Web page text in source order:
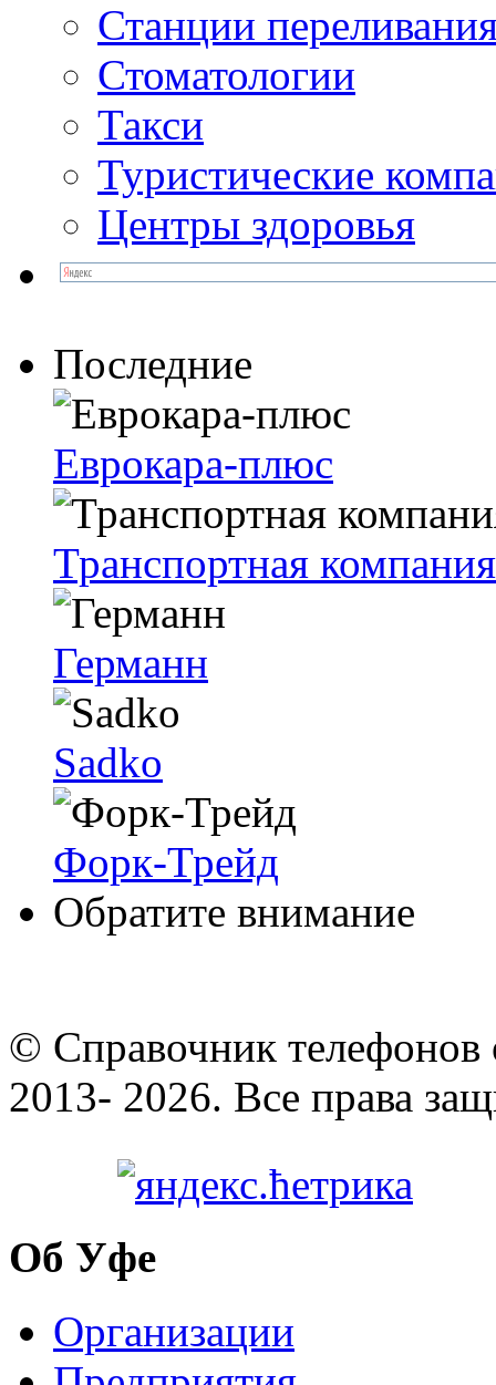
Станции
Стоматологии
Такси
Туристические
Центры здоровья
Последние
Еврокара-плюс
Транспортная компания
Германн
Sadko
Форк-Трейд
Обратите внимание
© Cправочник телефонов
2013- 2026. Все права
Об Уфе
Организации